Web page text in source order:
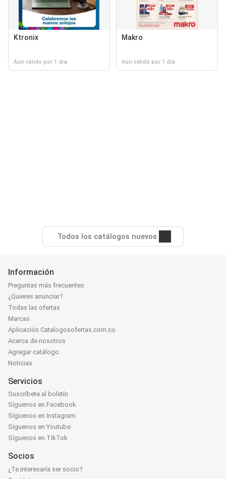
Ktronix
Aún válido por 1 día
Makro
Aún válido por 1 día
Todos los catálogos nuevos
Información
Preguntas más frecuentes
¿Quieres anunciar?
Todas las ofertas
Marcas
Aplicación Catalogosofertas.com.co
Acerca de nosotros
Agregar catálogo
Noticias
Servicios
Suscríbete al boletín
Síguenos en Facebook
Síguenos en Instagram
Síguenos en Youtube
Síguenos en TikTok
Socios
¿Te interesaría ser socio?